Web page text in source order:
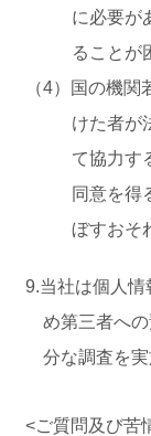
に必要が
ることが
（4）国の機
けた者が
て協力す
同意を得
ぼすおそ
9.当社は個人情
め第三者へ
分な調査を
<ご質問及び苦